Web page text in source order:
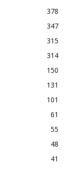
378
347
315
314
150
131
101
61
55
48
41